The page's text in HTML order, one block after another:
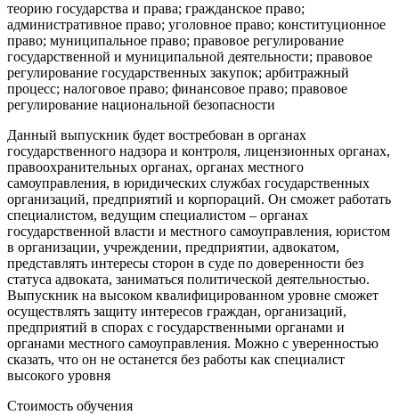
теорию государства и права; гражданское право;
административное право; уголовное право; конституционное
право; муниципальное право; правовое регулирование
государственной и муниципальной деятельности; правовое
регулирование государственных закупок; арбитражный
процесс; налоговое право; финансовое право; правовое
регулирование национальной безопасности
Данный выпускник будет востребован в органах
государственного надзора и контроля, лицензионных органах,
правоохранительных органах, органах местного
самоуправления, в юридических службах государственных
организаций, предприятий и корпораций. Он сможет работать
специалистом, ведущим специалистом – органах
государственной власти и местного самоуправления, юристом
в организации, учреждении, предприятии, адвокатом,
представлять интересы сторон в суде по доверенности без
статуса адвоката, заниматься политической деятельностью.
Выпускник на высоком квалифицированном уровне сможет
осуществлять защиту интересов граждан, организаций,
предприятий в спорах с государственными органами и
органами местного самоуправления. Можно с уверенностью
сказать, что он не останется без работы как специалист
высокого уровня
Стоимость обучения